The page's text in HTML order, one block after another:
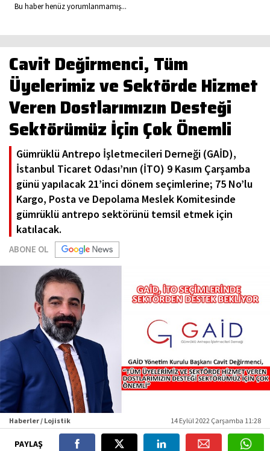
Bu haber henüz yorumlanmamış...
Cavit Değirmenci, Tüm
Üyelerimiz ve Sektörde Hizmet
Veren Dostlarımızın Desteği
Sektörümüz İçin Çok Önemli
Gümrüklü Antrepo İşletmecileri Derneği (GAİD),
İstanbul Ticaret Odası’nın (İTO) 9 Kasım Çarşamba
günü yapılacak 21’inci dönem seçimlerine; 75 No’lu
Kargo, Posta ve Depolama Meslek Komitesinde
gümrüklü antrepo sektörünü temsil etmek için
katılacak.
ABONE OL
Haberler / Lojistik 14 Eylül 2022 Çarşamba 11:28
PAYLAŞ